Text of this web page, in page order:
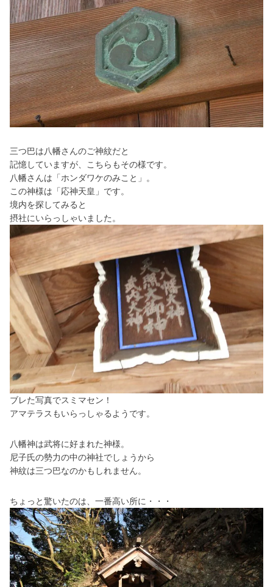
三つ巴は八幡さんのご神紋だと
記憶していますが、こちらもその様です。
八幡さんは「ホンダワケのみこと」。
この神様は「応神天皇」です。
境内を探してみると
摂社にいらっしゃいました。
ブレた写真でスミマセン！
アマテラスもいらっしゃるようです。
八幡神は武将に好まれた神様。
尼子氏の勢力の中の神社でしょうから
神紋は三つ巴なのかもしれません。
ちょっと驚いたのは、一番高い所に・・・